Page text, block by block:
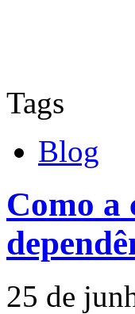
Tags
Blog
Como a
25 de